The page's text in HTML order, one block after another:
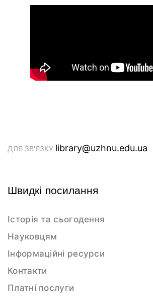
ДЛЯ ЗВ'ЯЗКУ library@uzhnu.edu.ua
Швидкі посилання
Історія та сьогодення
Науковцям
Інформаційні ресурси
Контакти
Платні послуги